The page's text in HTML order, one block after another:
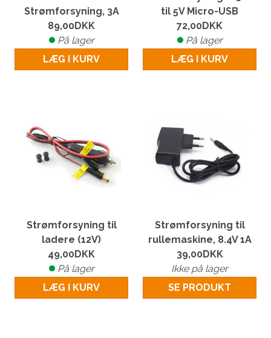
Strømforsyning, 3A
89,00DKK
På lager
LÆG I KURV
til 5V Micro-USB
72,00DKK
På lager
LÆG I KURV
Strømforsyning til
ladere (12V)
49,00DKK
På lager
LÆG I KURV
Strømforsyning til
rullemaskine, 8.4V 1A
39,00DKK
Ikke på lager
SE PRODUKT